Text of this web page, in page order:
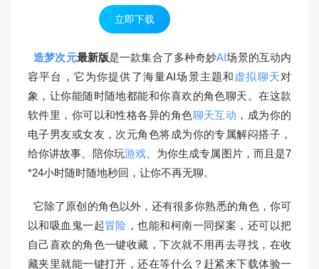
立即下载
造梦次元最新版是一款集合了多种奇妙AI场景的互动内
容平台，它为你提供了海量AI场景主题和 虚拟聊天对
象，让你能随时随地都能和你喜欢的角色聊天。在这款
软件里，你可以和性格各异的角色聊天互动 ，成为你的
电子男友或女友，次元角色将成为你的专属解闷搭子，
给你讲故事、陪你玩游戏、为你生成专属图片，而且是7
*24小时随时随地秒回，让你不再无聊。
它除了原创的角色以外，还有很多你熟悉的角色，你可
以和吸血鬼一起冒险 ，也能和柯南一同探案，还可以把
自己喜欢的角色一键收藏，下次就不用再去寻找，在收
藏夹里就能一键打开，还在等什么？赶紧来下载体验一